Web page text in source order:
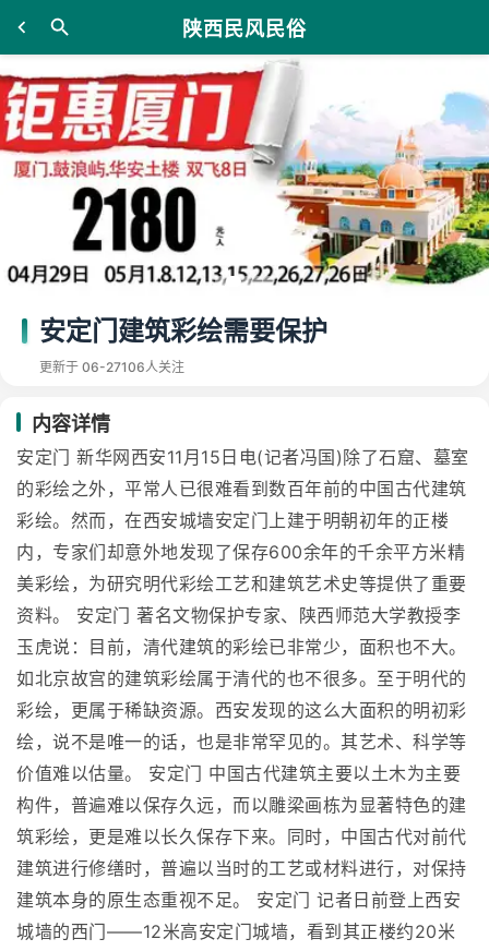
陕西民风民俗
安定门建筑彩绘需要保护
更新于 06-27106人关注
内容详情
安定门 新华网西安11月15日电(记者冯国)除了石窟、墓室
的彩绘之外，平常人已很难看到数百年前的中国古代建筑
彩绘。然而，在西安城墙安定门上建于明朝初年的正楼
内，专家们却意外地发现了保存600余年的千余平方米精
美彩绘，为研究明代彩绘工艺和建筑艺术史等提供了重要
资料。 安定门 著名文物保护专家、陕西师范大学教授李
玉虎说：目前，清代建筑的彩绘已非常少，面积也不大。
如北京故宫的建筑彩绘属于清代的也不很多。至于明代的
彩绘，更属于稀缺资源。西安发现的这么大面积的明初彩
绘，说不是唯一的话，也是非常罕见的。其艺术、科学等
价值难以估量。 安定门 中国古代建筑主要以土木为主要
构件，普遍难以保存久远，而以雕梁画栋为显著特色的建
筑彩绘，更是难以长久保存下来。同时，中国古代对前代
建筑进行修缮时，普遍以当时的工艺或材料进行，对保持
建筑本身的原生态重视不足。 安定门 记者日前登上西安
城墙的西门――12米高安定门城墙，看到其正楼约20米